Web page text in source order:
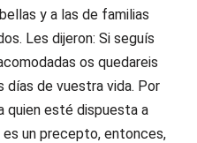
y a las de familias
Les dijeron: Si seguís
os quedareis
de vuestra vida. Por
quien esté dispuesta a
un precepto, entonces,